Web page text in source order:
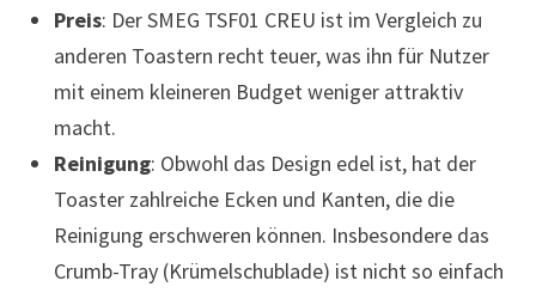
Preis: Der SMEG TSF01 CREU ist im Vergleich zu
anderen Toastern recht teuer, was ihn für Nutzer
mit einem kleineren Budget weniger attraktiv
macht.
Reinigung: Obwohl das Design edel ist, hat der
Toaster zahlreiche Ecken und Kanten, die die
Reinigung erschweren können. Insbesondere das
Crumb-Tray (Krümelschublade) ist nicht so einfach